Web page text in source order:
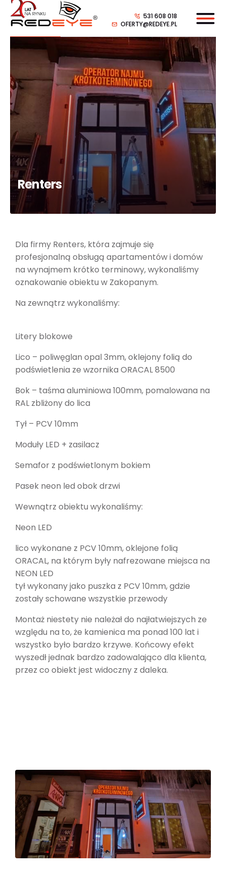
531 608 018
OFERTY@REDEYE.PL
Renters
Dla firmy Renters, która zajmuje się
profesjonalną obsługą apartamentów i domów
na wynajmem krótko terminowy, wykonaliśmy
oznakowanie obiektu w Zakopanym.
Na zewnątrz wykonaliśmy:
Litery blokowe
Lico – poliwęglan opal 3mm, oklejony folią do
podświetlenia ze wzornika ORACAL 8500
Bok – taśma aluminiowa 100mm, pomalowana na
RAL zbliżony do lica
Tył – PCV 10mm
Moduły LED + zasilacz
Semafor z podświetlonym bokiem
Pasek neon led obok drzwi
Wewnątrz obiektu wykonaliśmy:
Neon LED
lico wykonane z PCV 10mm, oklejone folią
ORACAL, na którym były nafrezowane miejsca na
NEON LED
tył wykonany jako puszka z PCV 10mm, gdzie
zostały schowane wszystkie przewody
Montaż niestety nie należał do najłatwiejszych ze
względu na to, że kamienica ma ponad 100 lat i
wszystko było bardzo krzywe. Końcowy efekt
wyszedł jednak bardzo zadowalająco dla klienta,
przez co obiekt jest widoczny z daleka.